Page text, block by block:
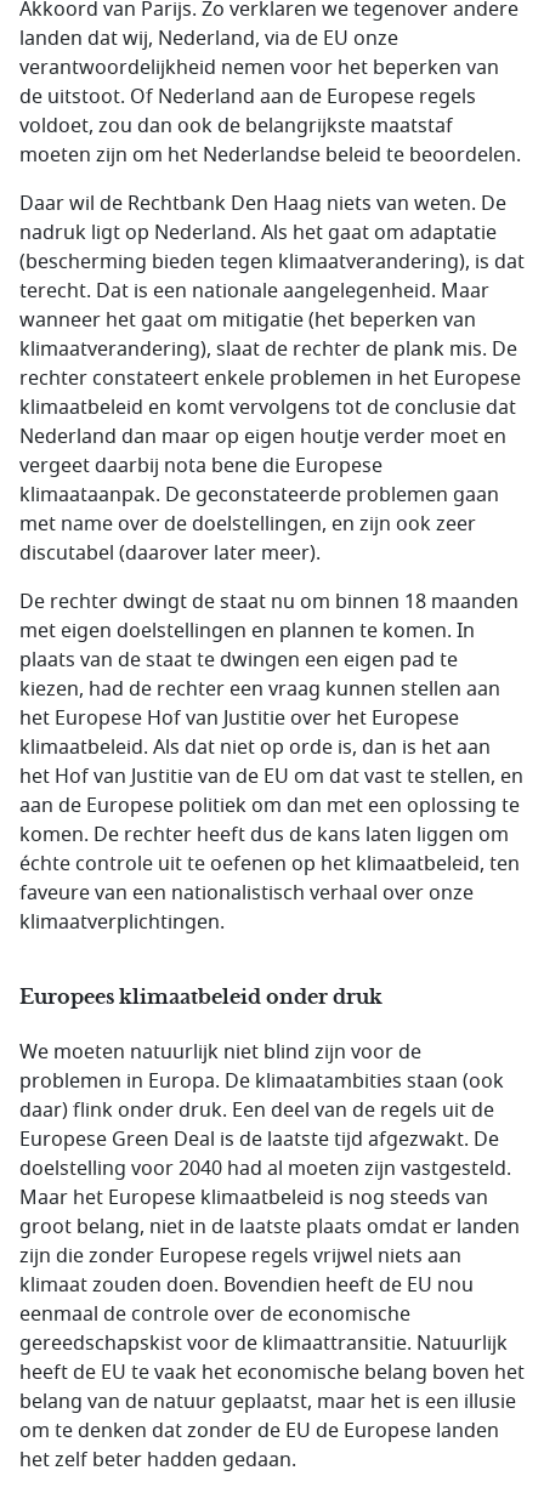
Akkoord van Parijs. Zo verklaren we tegenover andere
landen dat wij, Nederland, via de EU onze
verantwoordelijkheid nemen voor het beperken van
de uitstoot. Of Nederland aan de Europese regels
voldoet, zou dan ook de belangrijkste maatstaf
moeten zijn om het Nederlandse beleid te beoordelen.
Daar wil de Rechtbank Den Haag niets van weten. De
nadruk ligt op Nederland. Als het gaat om adaptatie
(bescherming bieden tegen klimaatverandering), is dat
terecht. Dat is een nationale aangelegenheid. Maar
wanneer het gaat om mitigatie (het beperken van
klimaatverandering), slaat de rechter de plank mis. De
rechter constateert enkele problemen in het Europese
klimaatbeleid en komt vervolgens tot de conclusie dat
Nederland dan maar op eigen houtje verder moet en
vergeet daarbij nota bene die Europese
klimaataanpak. De geconstateerde problemen gaan
met name over de doelstellingen, en zijn ook zeer
discutabel (daarover later meer).
De rechter dwingt de staat nu om binnen 18 maanden
met eigen doelstellingen en plannen te komen. In
plaats van de staat te dwingen een eigen pad te
kiezen, had de rechter een vraag kunnen stellen aan
het Europese Hof van Justitie over het Europese
klimaatbeleid. Als dat niet op orde is, dan is het aan
het Hof van Justitie van de EU om dat vast te stellen, en
aan de Europese politiek om dan met een oplossing te
komen. De rechter heeft dus de kans laten liggen om
échte controle uit te oefenen op het klimaatbeleid, ten
faveure van een nationalistisch verhaal over onze
klimaatverplichtingen.
Europees klimaatbeleid onder druk
We moeten natuurlijk niet blind zijn voor de
problemen in Europa. De klimaatambities staan (ook
daar) flink onder druk. Een deel van de regels uit de
Europese Green Deal is de laatste tijd afgezwakt. De
doelstelling voor 2040 had al moeten zijn vastgesteld.
Maar het Europese klimaatbeleid is nog steeds van
groot belang, niet in de laatste plaats omdat er landen
zijn die zonder Europese regels vrijwel niets aan
klimaat zouden doen. Bovendien heeft de EU nou
eenmaal de controle over de economische
gereedschapskist voor de klimaattransitie. Natuurlijk
heeft de EU te vaak het economische belang boven het
belang van de natuur geplaatst, maar het is een illusie
om te denken dat zonder de EU de Europese landen
het zelf beter hadden gedaan.